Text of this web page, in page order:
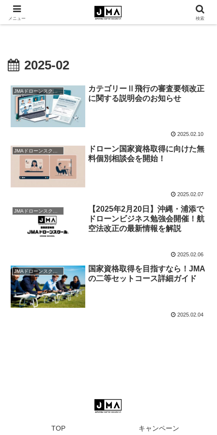
2025-02
JMAドローンスクール
カテゴリーⅡ飛行の審査要領改正
に関する説明会のお知らせ
2025.02.10
JMAドローンスクール
ドローン国家資格取得に向けた無
料個別相談会を開始！
2025.02.07
【2025年2月20日】沖縄・浦添で
ドローンビジネス勉強会開催！航
空法改正の最新情報を解説
2025.02.06
国家資格取得を目指すなら！JMA
の二等セットコース詳細ガイド
2025.02.04
TOP キャンペーン
メニュー 検索